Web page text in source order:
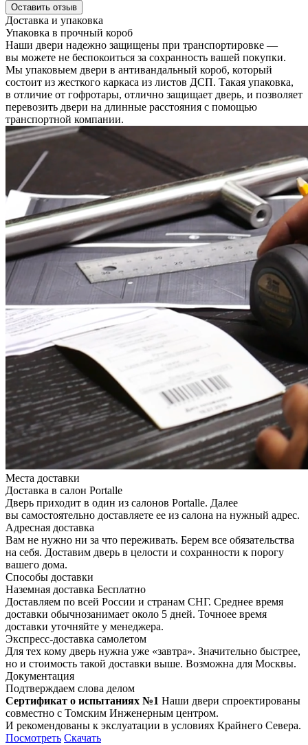
Оставить отзыв
Доставка и упаковка
Упаковка в прочный короб
Наши двери надежно защищены при транспортировке —
вы можете не беспокоиться за сохранность вашей покупки.
Мы упаковыем двери в антивандальный короб, который
состоит из жесткого каркаса из листов ДСП. Такая упаковка,
в отличие от гофротары, отлично защищает дверь, и позволяет
перевозить двери на длинные расстояния с помощью
транспортной компании.
Места доставки
Доставка в салон Portalle
Дверь приходит в один из салонов Portalle. Далее
вы самостоятельно доставляете ее из салона на нужный адрес.
Адресная доставка
Вам не нужно ни за что переживать. Берем все обязательства
на себя. Доставим дверь в целости и сохранности к порогу
вашего дома.
Способы доставки
Наземная доставка Бесплатно
Доставляем по всей России и странам СНГ. Среднее время
доставки обычнозанимает около 5 дней. Точноее время
доставки уточняйте у менеджера.
Экспресс-доставка самолетом
Для тех кому дверь нужна уже «завтра». Значительно быстрее,
но и стоимость такой доставки выше. Возможна для Москвы.
Документация
Подтверждаем слова делом
Сертификат о испытаниях №1 Наши двери спроектированы
совместно с Томским Инженерным центром.
И рекомендованы к экслуатации в условиях Крайнего Севера.
Посмотреть Скачать